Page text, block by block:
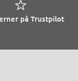
på Trustpilot